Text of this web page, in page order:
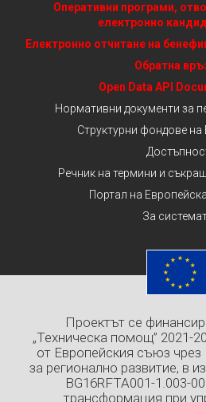
Оперативни програми,
електронно
Електронно отчитане на
Обратна
Open Data API
Нормативни документи за
Структурни фондове на
Речник на термини и
Портал на
За
Проектът се
„Техническа помощ” 2021-
от Европейския съюз
за регионално развитие, в
BG16RFTA001-1.003-
трансформация при